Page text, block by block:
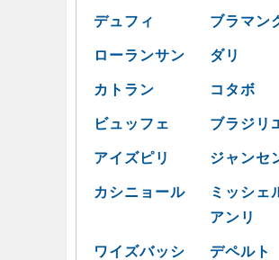
デュフィ ブラマン
ローランサン ダリ
カトラン コタボ
ビュッフェ ブラジリ
アイズピリ ジャンセ
カシニョール
ミッシェ
アンリ
ワイズバッシ
デペルト